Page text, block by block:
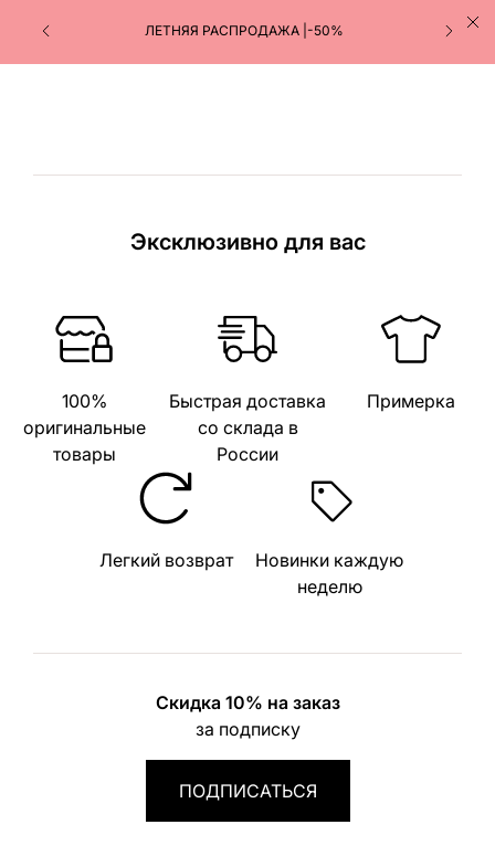
ЛЕТНЯЯ РАСПРОДАЖА |-50%
Эксклюзивно для вас
100%
оригинальные
товары
Быстрая доставка
со склада в
России
Примерка
Легкий возврат
Новинки каждую
неделю
Скидка 10% на заказ
за подписку
ПОДПИСАТЬСЯ